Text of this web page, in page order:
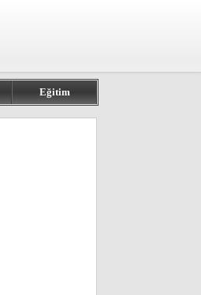
Eğitim